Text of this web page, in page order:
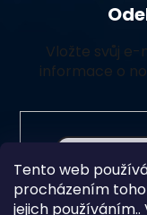
Tento web
procházením
jejich
Vložte svůj
informace o
Vložením e-